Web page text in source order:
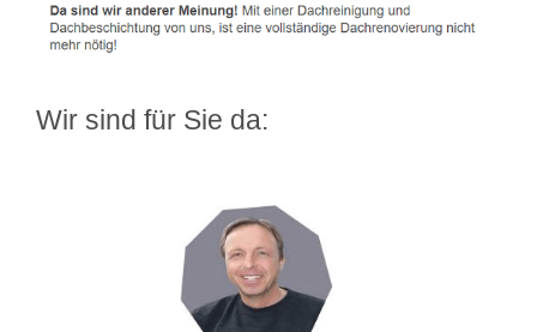
Wir sind für Sie da: